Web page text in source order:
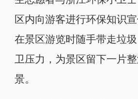
区内向游客进行环保知识
在景区游览时随手带走垃
卫压力，为景区留下一片
景。